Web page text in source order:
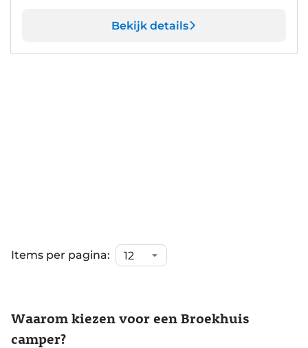
Bekijk details
Items per pagina:
Waarom kiezen voor een Broekhuis
camper?